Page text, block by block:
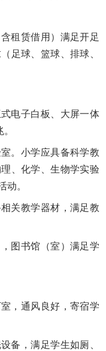
租赁借用）满足开足
足球、篮球、排球、
电子白板、大屏一体
。小学应具备科学教
、化学、生物学实验
动。
关教学器材，满足教
图书馆（室）满足学
，通风良好，寄宿学
备，满足学生如厕、